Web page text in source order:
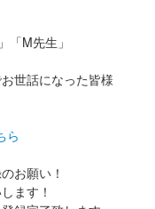
「M先生」
世話になった皆様
ら
お願い！
ます！